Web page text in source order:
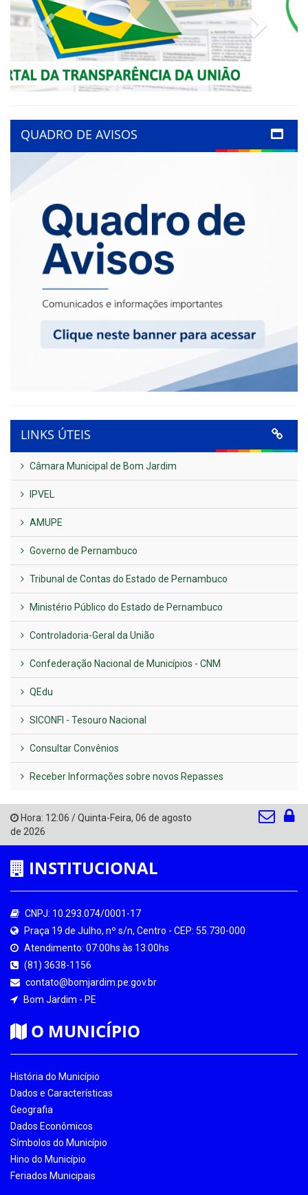
Previous Next
QUADRO DE AVISOS
LINKS ÚTEIS
Câmara Municipal de Bom Jardim
IPVEL
AMUPE
Governo de Pernambuco
Tribunal de Contas do Estado de Pernambuco
Ministério Público do Estado de Pernambuco
Controladoria-Geral da União
Confederação Nacional de Municípios - CNM
QEdu
SICONFI - Tesouro Nacional
Consultar Convênios
Receber Informações sobre novos Repasses
Hora: 12:06 /Quinta-Feira, 06 de agosto
de 2026
INSTITUCIONAL
CNPJ: 10.293.074/0001-17
Praça 19 de Julho, nº s/n, Centro - CEP: 55.730-000
Atendimento: 07:00hs às 13:00hs
(81) 3638-1156
contato@bomjardim.pe.gov.br
Bom Jardim - PE
O MUNICÍPIO
História do Município
Dados e Características
Geografia
Dados Econômicos
Símbolos do Município
Hino do Município
Feriados Municipais